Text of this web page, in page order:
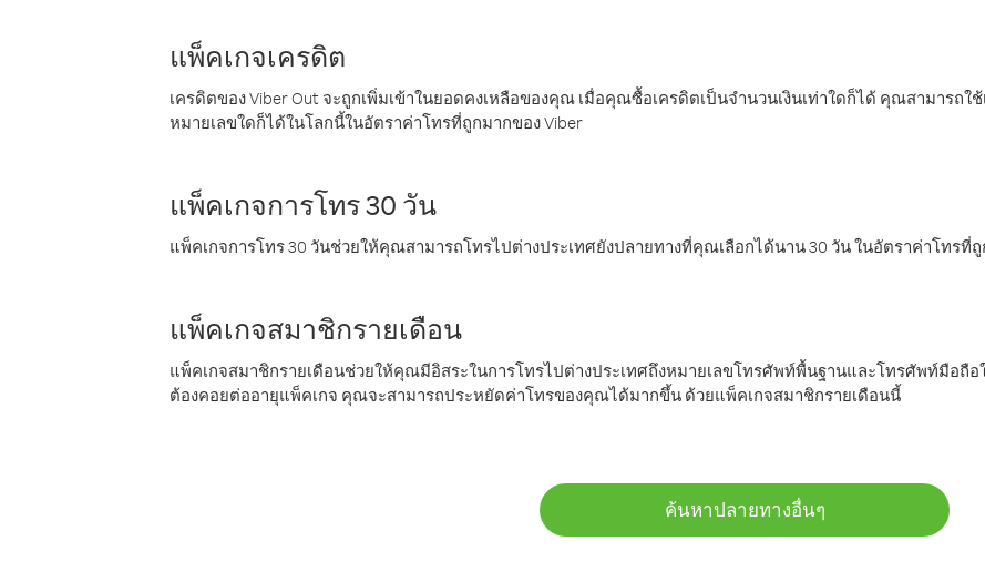
แพ็คเกจเครดิต
เครดิตของ Viber Out จะถูกเพิ่มเข้าในยอดคงเหลือของคุณ เมื่อคุณซื้อเครดิตเป็นจำนวนเงินเท่าใดก็ได้ คุณสามารถใ
หมายเลขใดก็ได้ในโลกนี้ในอัตราค่าโทรที่ถูกมากของ Viber
แพ็คเกจการโทร 30 วัน
แพ็คเกจการโทร 30 วันช่วยให้คุณสามารถโทรไปต่างประเทศยังปลายทางที่คุณเลือกได้นาน 30 วัน ในอัตราค่าโทรที่
แพ็คเกจสมาชิกรายเดือน
แพ็คเกจสมาชิกรายเดือนช่วยให้คุณมีอิสระในการโทรไปต่างประเทศถึงหมายเลขโทรศัพท์พื้นฐานและโทรศัพท์มือถื
ต้องคอยต่ออายุแพ็คเกจ คุณจะสามารถประหยัดค่าโทรของคุณได้มากขึ้น ด้วยแพ็คเกจสมาชิกรายเดือนนี้
ค้นหาปลายทางอื่นๆ